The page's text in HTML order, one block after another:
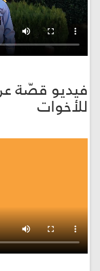
فيديو قصّة
للأخوات